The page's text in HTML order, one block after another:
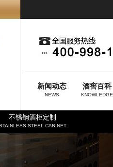
新闻动态
NEWS
酒窖百科
KNOWLEDGE
不锈钢酒柜定制
STEEL CABINET